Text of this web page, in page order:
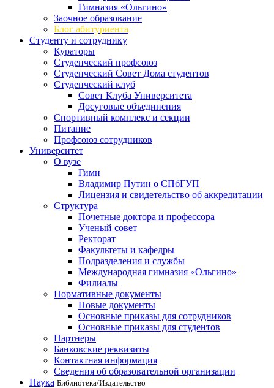
Гимназия «Ольгино»
Заочное образование
Блог абитуриента
Студенту и сотруднику
Кураторы
Студенческий профсоюз
Студенческий Совет Дома студентов
Студенческий клуб
Совет Клуба Университета
Досуговые объединения
Спортивный комплекс и секции
Питание
Профсоюз сотрудников
Университет
О вузе
Гимн
Владимир Путин о СПбГУП
Лицензия и свидетельство об аккредитации
Структура
Почетные доктора и профессора
Ученый совет
Ректорат
Факультеты и кафедры
Подразделения и службы
Международная гимназия «Ольгино»
Филиалы
Нормативные документы
Новые документы
Основные приказы для сотрудников
Основные приказы для студентов
Партнеры
Банковские реквизиты
Контактная информация
Сведения об образовательной организации
Наука Библиотека/Издательство